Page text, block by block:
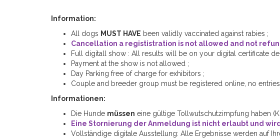
Information:
All dogs MUST HAVE been validly vaccinated against rabies ;
Cancellation a regististration is not allowed and not
Full digitall show : All results will be on your digital certificate
Payment at the show is not allowed ;
Day Parking free of charge for exhibitors ;
Couple and breeder group must be registered online, no
Informationen:
Die Hunde müssen eine gültige Tollwutschutzimpfung haben
Eine Stornierung der Anmeldung ist nicht erlaubt und
Vollständige digitale Ausstellung: Alle Ergebnisse werden auf